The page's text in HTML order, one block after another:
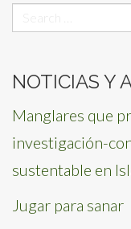
for:
NOTICIAS Y
Manglares que
investigación-
sustentable en
Jugar para sanar